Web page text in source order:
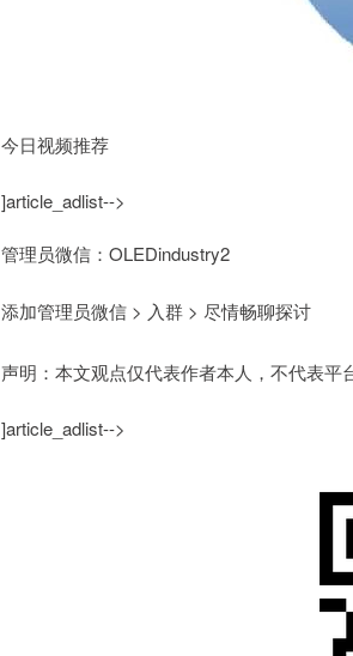
今日视频推荐
]article_adlist-->
管理员微信：OLEDindustry2
添加管理员微信 > 入群 > 尽情畅聊探讨
声明：本文观点仅代表作者本人，不代表
]article_adlist-->